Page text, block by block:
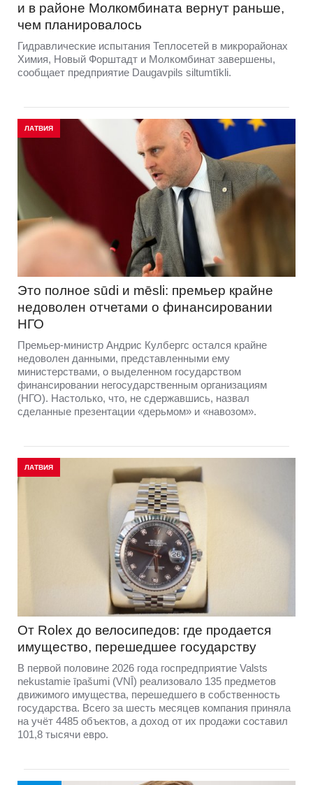
и в районе Молкомбината вернут раньше,
чем планировалось
Гидравлические испытания Теплосетей в микрорайонах
Химия, Новый Форштадт и Молкомбинат завершены,
сообщает предприятие Daugavpils siltumtīkli.
ЛАТВИЯ
Это полное sūdi и mēsli: премьер крайне
недоволен отчетами о финансировании
НГО
Премьер-министр Андрис Кулбергс остался крайне
недоволен данными, представленными ему
министерствами, о выделенном государством
финансировании негосударственным организациям
(НГО). Настолько, что, не сдержавшись, назвал
сделанные презентации «дерьмом» и «навозом».
ЛАТВИЯ
От Rolex до велосипедов: где продается
имущество, перешедшее государству
В первой половине 2026 года госпредприятие Valsts
nekustamie īpašumi (VNĪ) реализовало 135 предметов
движимого имущества, перешедшего в собственность
государства. Всего за шесть месяцев компания приняла
на учёт 4485 объектов, а доход от их продажи составил
101,8 тысячи евро.